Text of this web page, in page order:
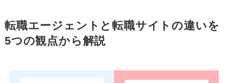
転職エージェントと転職サイトの違いを
5つの観点から解説